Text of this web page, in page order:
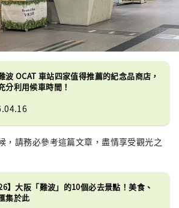
波 OCAT 車站四家值得推薦的紀念品商店，
分利用候車時間！
，請務必參考這篇文章，盡情享受觀光之
】大阪「難波」的10個必去景點！美食、
集於此